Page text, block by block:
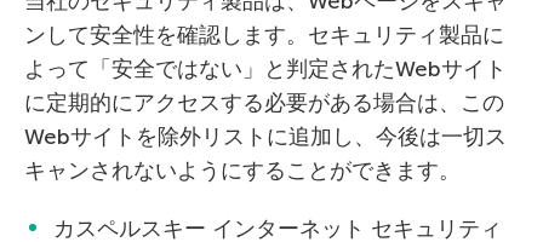
ンして安全性を確認します。セキュリティ製品に
よって「安全ではない」と判定されたWebサイト
に定期的にアクセスする必要がある場合は、この
Webサイトを除外リストに追加し、今後は一切ス
キャンされないようにすることができます。
カスペルスキー インターネット セキュリティ